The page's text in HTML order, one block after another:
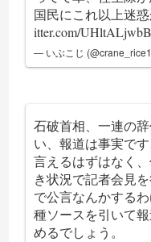
国民にこれ以上迷
itter.com/UHltALjwbB
— いぶこじ
石破首相、一連の
い、報道は事実で
言えるはずはなく
き状況で記者会見
で公言なんかする
種ソースを引いて
めるでしょう。